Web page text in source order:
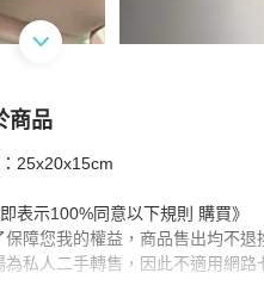
商品
Acen Studios 肩背包
25x20x15cm
表示100%同意以下規則 購買》
保障您我的權益，商品售出均不退
為私人二手轉售，因此不適用網路